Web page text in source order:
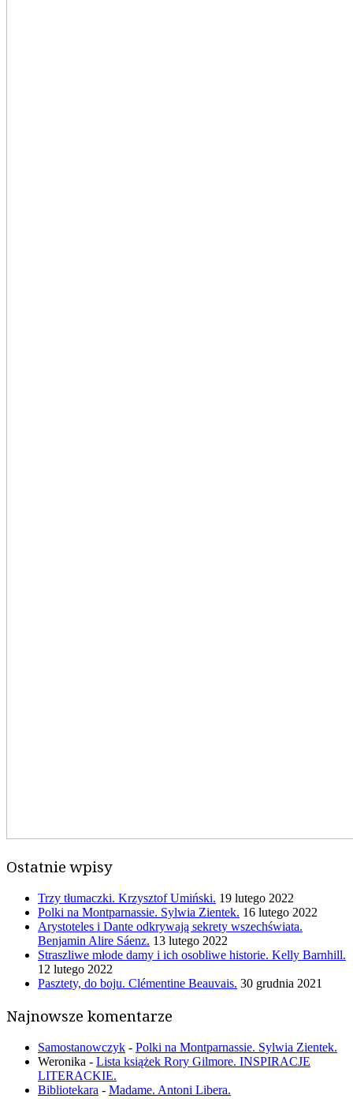
Ostatnie wpisy
Trzy tłumaczki. Krzysztof Umiński. 19 lutego 2022
Polki na Montparnassie. Sylwia Zientek. 16 lutego 2022
Arystoteles i Dante odkrywają sekrety wszechświata.
Benjamin Alire Sáenz. 13 lutego 2022
Straszliwe młode damy i ich osobliwe historie. Kelly Barnhill.
12 lutego 2022
Pasztety, do boju. Clémentine Beauvais. 30 grudnia 2021
Najnowsze komentarze
Samostanowczyk - Polki na Montparnassie. Sylwia Zientek.
Weronika - Lista książek Rory Gilmore. INSPIRACJE
LITERACKIE.
Bibliotekara - Madame. Antoni Libera.